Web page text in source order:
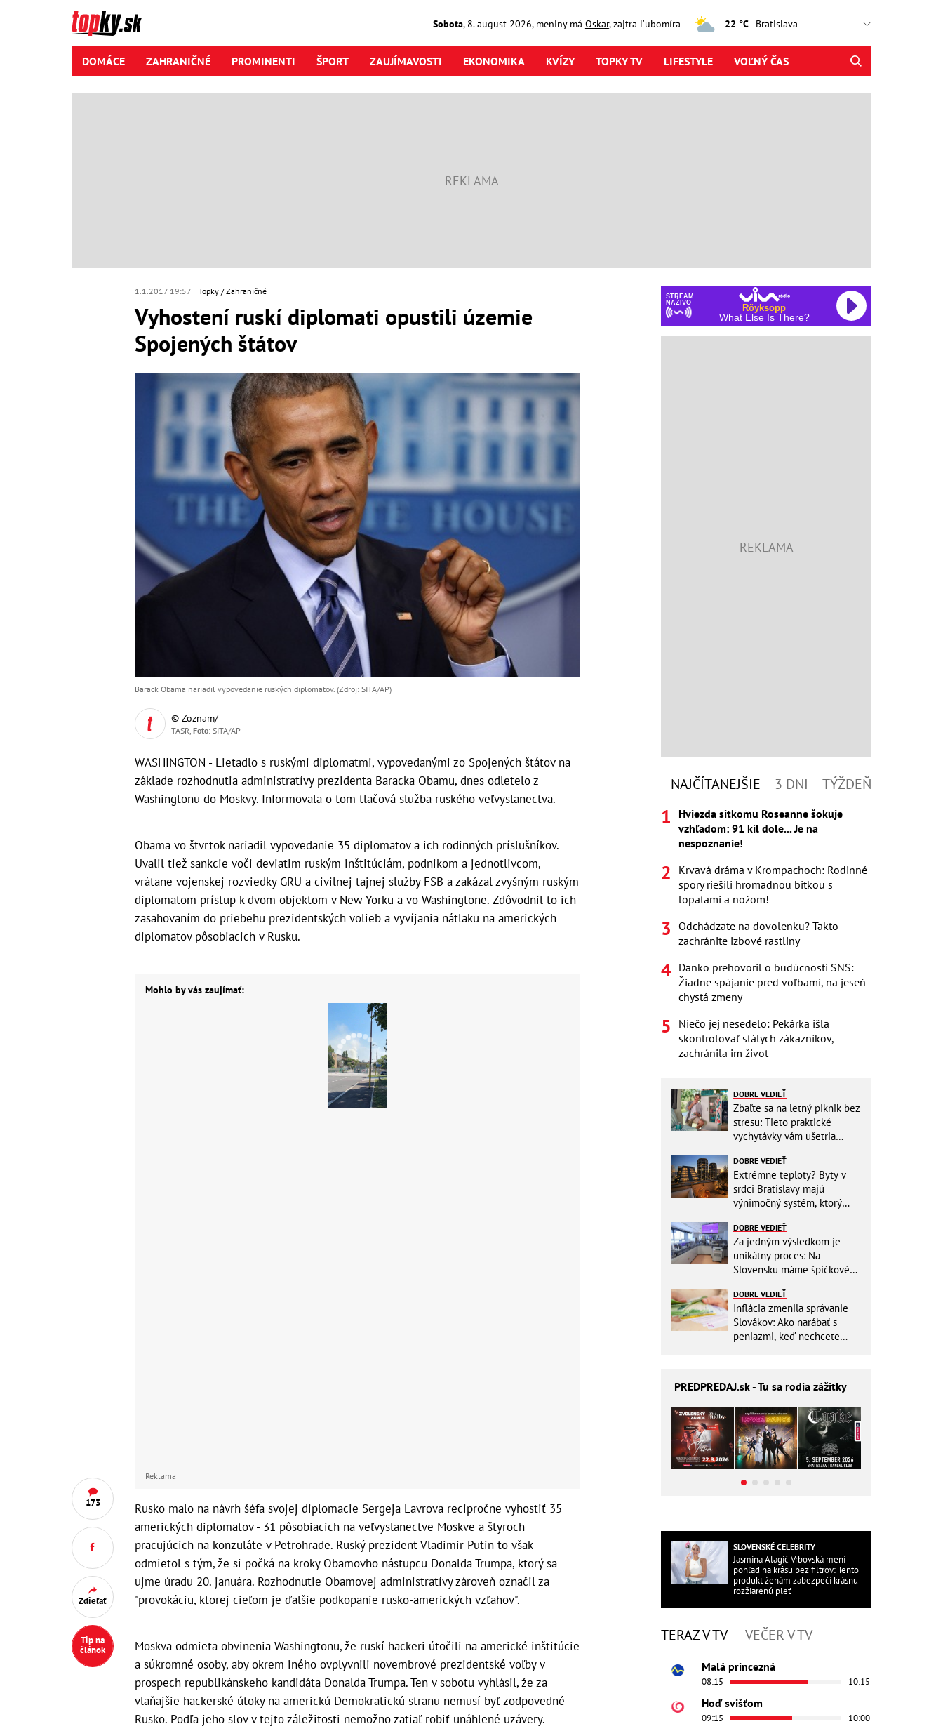
Sobota, 8. august2026, meniny má Oskar, zajtra Ľubomíra 22 °C
DOMÁCE ZAHRANIČNÉ PROMINENTI ŠPORT ZAUJÍMAVOSTI EKONOMIKA KVÍZY TOPKY TV LIFESTYLE VOĽNÝ ČAS
1.1.2017 19:57 Topky Zahraničné
Vyhostení ruskí diplomati opustili územie
Spojených štátov
173
Zdieľať
Tip na
článok
Barack Obama nariadil vypovedanie ruských diplomatov. (Zdroj: SITA/AP)
© Zoznam/
TASR, Foto: SITA/AP
WASHINGTON - Lietadlo s ruskými diplomatmi, vypovedanými zo Spojených štátov na
základe rozhodnutia administratívy prezidenta Baracka Obamu, dnes odletelo z
Washingtonu do Moskvy. Informovala o tom tlačová služba ruského veľvyslanectva.
Obama vo štvrtok nariadil vypovedanie 35 diplomatov a ich rodinných príslušníkov.
Uvalil tiež sankcie voči deviatim ruským inštitúciám, podnikom a jednotlivcom,
vrátane vojenskej rozviedky GRU a civilnej tajnej služby FSB a zakázal zvyšným ruským
diplomatom prístup k dvom objektom v New Yorku a vo Washingtone. Zdôvodnil to ich
zasahovaním do priebehu prezidentských volieb a vyvíjania nátlaku na amerických
diplomatov pôsobiacich v Rusku.
Mohlo by vás zaujímať:
Reklama
Rusko malo na návrh šéfa svojej diplomacie Sergeja Lavrova recipročne vyhostiť 35
amerických diplomatov - 31 pôsobiacich na veľvyslanectve Moskve a štyroch
pracujúcich na konzuláte v Petrohrade. Ruský prezident Vladimir Putin to však
odmietol s tým, že si počká na kroky Obamovho nástupcu Donalda Trumpa, ktorý sa
ujme úradu 20. januára. Rozhodnutie Obamovej administratívy zároveň označil za
"provokáciu, ktorej cieľom je ďalšie podkopanie rusko-amerických vzťahov".
Moskva odmieta obvinenia Washingtonu, že ruskí hackeri útočili na americké inštitúcie
a súkromné osoby, aby okrem iného ovplyvnili novembrové prezidentské voľby v
prospech republikánskeho kandidáta Donalda Trumpa. Ten v sobotu vyhlásil, že za
vlaňajšie hackerské útoky na americkú Demokratickú stranu nemusí byť zodpovedné
Rusko. Podľa jeho slov v tejto záležitosti nemožno zatiaľ robiť unáhlené uzávery.
STREAM
NAŽIVO
Röyksopp
What Else Is There?
NAJČÍTANEJŠIE 3 DNI TÝŽDEŇ
Hviezda sitkomu Roseanne šokuje
vzhľadom: 91 kíl dole... Je na
nespoznanie!
Krvavá dráma v Krompachoch: Rodinné
spory riešili hromadnou bitkou s
lopatami a nožom!
Odchádzate na dovolenku? Takto
zachránite izbové rastliny
Danko prehovoril o budúcnosti SNS:
Žiadne spájanie pred voľbami, na jeseň
chystá zmeny
Niečo jej nesedelo: Pekárka išla
skontrolovať stálych zákazníkov,
zachránila im život
DOBRE VEDIEŤ
Zbaľte sa na letný piknik bez
stresu: Tieto praktické
vychytávky vám ušetria
DOBRE VEDIEŤ
Extrémne teploty? Byty v
srdci Bratislavy majú
výnimočný systém, ktorý
DOBRE VEDIEŤ
Za jedným výsledkom je
unikátny proces: Na
Slovensku máme špičkové
DOBRE VEDIEŤ
Inflácia zmenila správanie
Slovákov: Ako narábať s
peniazmi, keď nechcete
PREDPREDAJ.sk - Tu sa rodia zážitky
SLOVENSKÉ CELEBRITY
Jasmina Alagič Vrbovská mení
pohľad na krásu bez filtrov: Tento
produkt ženám zabezpečí krásnu
rozžiarenú pleť
TERAZ V TV VEČER V TV
Malá princezná
08:15 10:15
Hoď svišťom
09:15 10:00